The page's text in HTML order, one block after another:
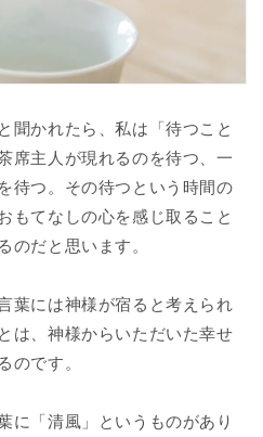
聞かれたら、私は「待つこと
席主人が現れるのを待つ、一
待つ。その待つという時間の
もてなしの心を感じ取ること
のだと思います。
葉には神様が宿ると考えられ
は、神様からいただいた幸せ
のです。
に「清風」というものがあり